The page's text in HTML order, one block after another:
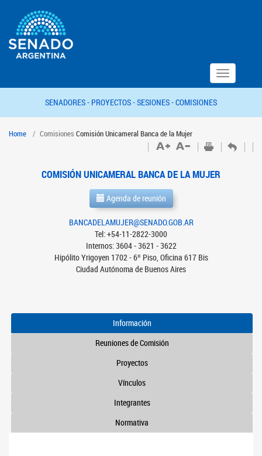
Toggle
navigation
SENADORES - PROYECTOS -SESIONES -COMISIONES
Home Comisiones Comisión Unicameral Banca de la Mujer
COMISIÓN UNICAMERAL BANCA DE LA MUJER
Agenda de reunión
BANCADELAMUJER@SENADO.GOB.AR
Tel: +54-11-2822-3000
Internos: 3604 - 3621 - 3622
Hipólito Yrigoyen 1702 - 6º Piso, Oficina 617 Bis
Ciudad Autónoma de Buenos Aires
Información
Reuniones de Comisión
Proyectos
Vínculos
Integrantes
Normativa